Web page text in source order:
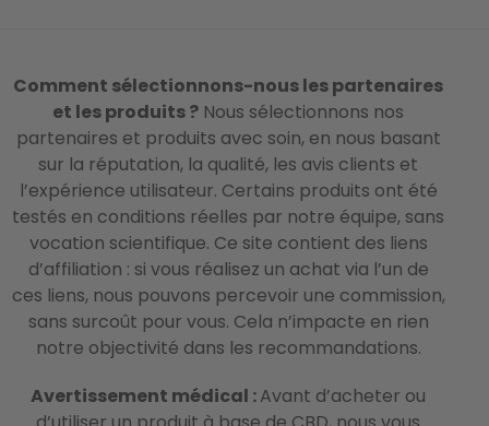
Comment sélectionnons-nous les partenaires
et les produits ? Nous sélectionnons nos
partenaires et produits avec soin, en nous basant
sur la réputation, la qualité, les avis clients et
l’expérience utilisateur. Certains produits ont été
testés en conditions réelles par notre équipe, sans
vocation scientifique. Ce site contient des liens
d’affiliation : si vous réalisez un achat via l’un de
ces liens, nous pouvons percevoir une commission,
sans surcoût pour vous. Cela n’impacte en rien
notre objectivité dans les recommandations.
Avertissement médical :Avant d’acheter ou